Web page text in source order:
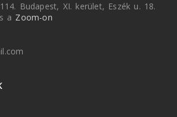
Budapest, XI. kerület, Eszék u. 18.
a Zoom-on